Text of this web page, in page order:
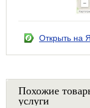
Открыть на
Похожие
услуги